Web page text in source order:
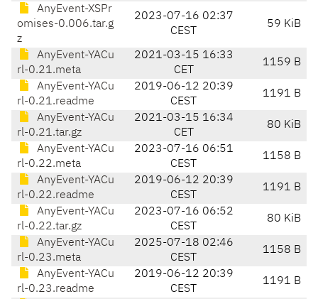
AnyEvent-XSPr
omises-0.006.tar.g
z
2023-07-16 02:37
CEST
59 KiB
AnyEvent-YACu
rl-0.21.meta
2021-03-15 16:33
CET
1159 B
AnyEvent-YACu
rl-0.21.readme
2019-06-12 20:39
CEST
1191 B
AnyEvent-YACu
rl-0.21.tar.gz
2021-03-15 16:34
CET
80 KiB
AnyEvent-YACu
rl-0.22.meta
2023-07-16 06:51
CEST
1158 B
AnyEvent-YACu
rl-0.22.readme
2019-06-12 20:39
CEST
1191 B
AnyEvent-YACu
rl-0.22.tar.gz
2023-07-16 06:52
CEST
80 KiB
AnyEvent-YACu
rl-0.23.meta
2025-07-18 02:46
CEST
1158 B
AnyEvent-YACu
rl-0.23.readme
2019-06-12 20:39
CEST
1191 B